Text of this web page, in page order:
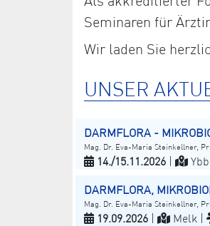
Seminaren für
Wir laden Sie
UNSER
DARMFLORA -
Mag. Dr. Eva-Maria Steinkellner,
14./15.11.2026 |
DARMFLORA,
Mag. Dr. Eva-Maria Steinkellner,
19.09.2026 | Melk |